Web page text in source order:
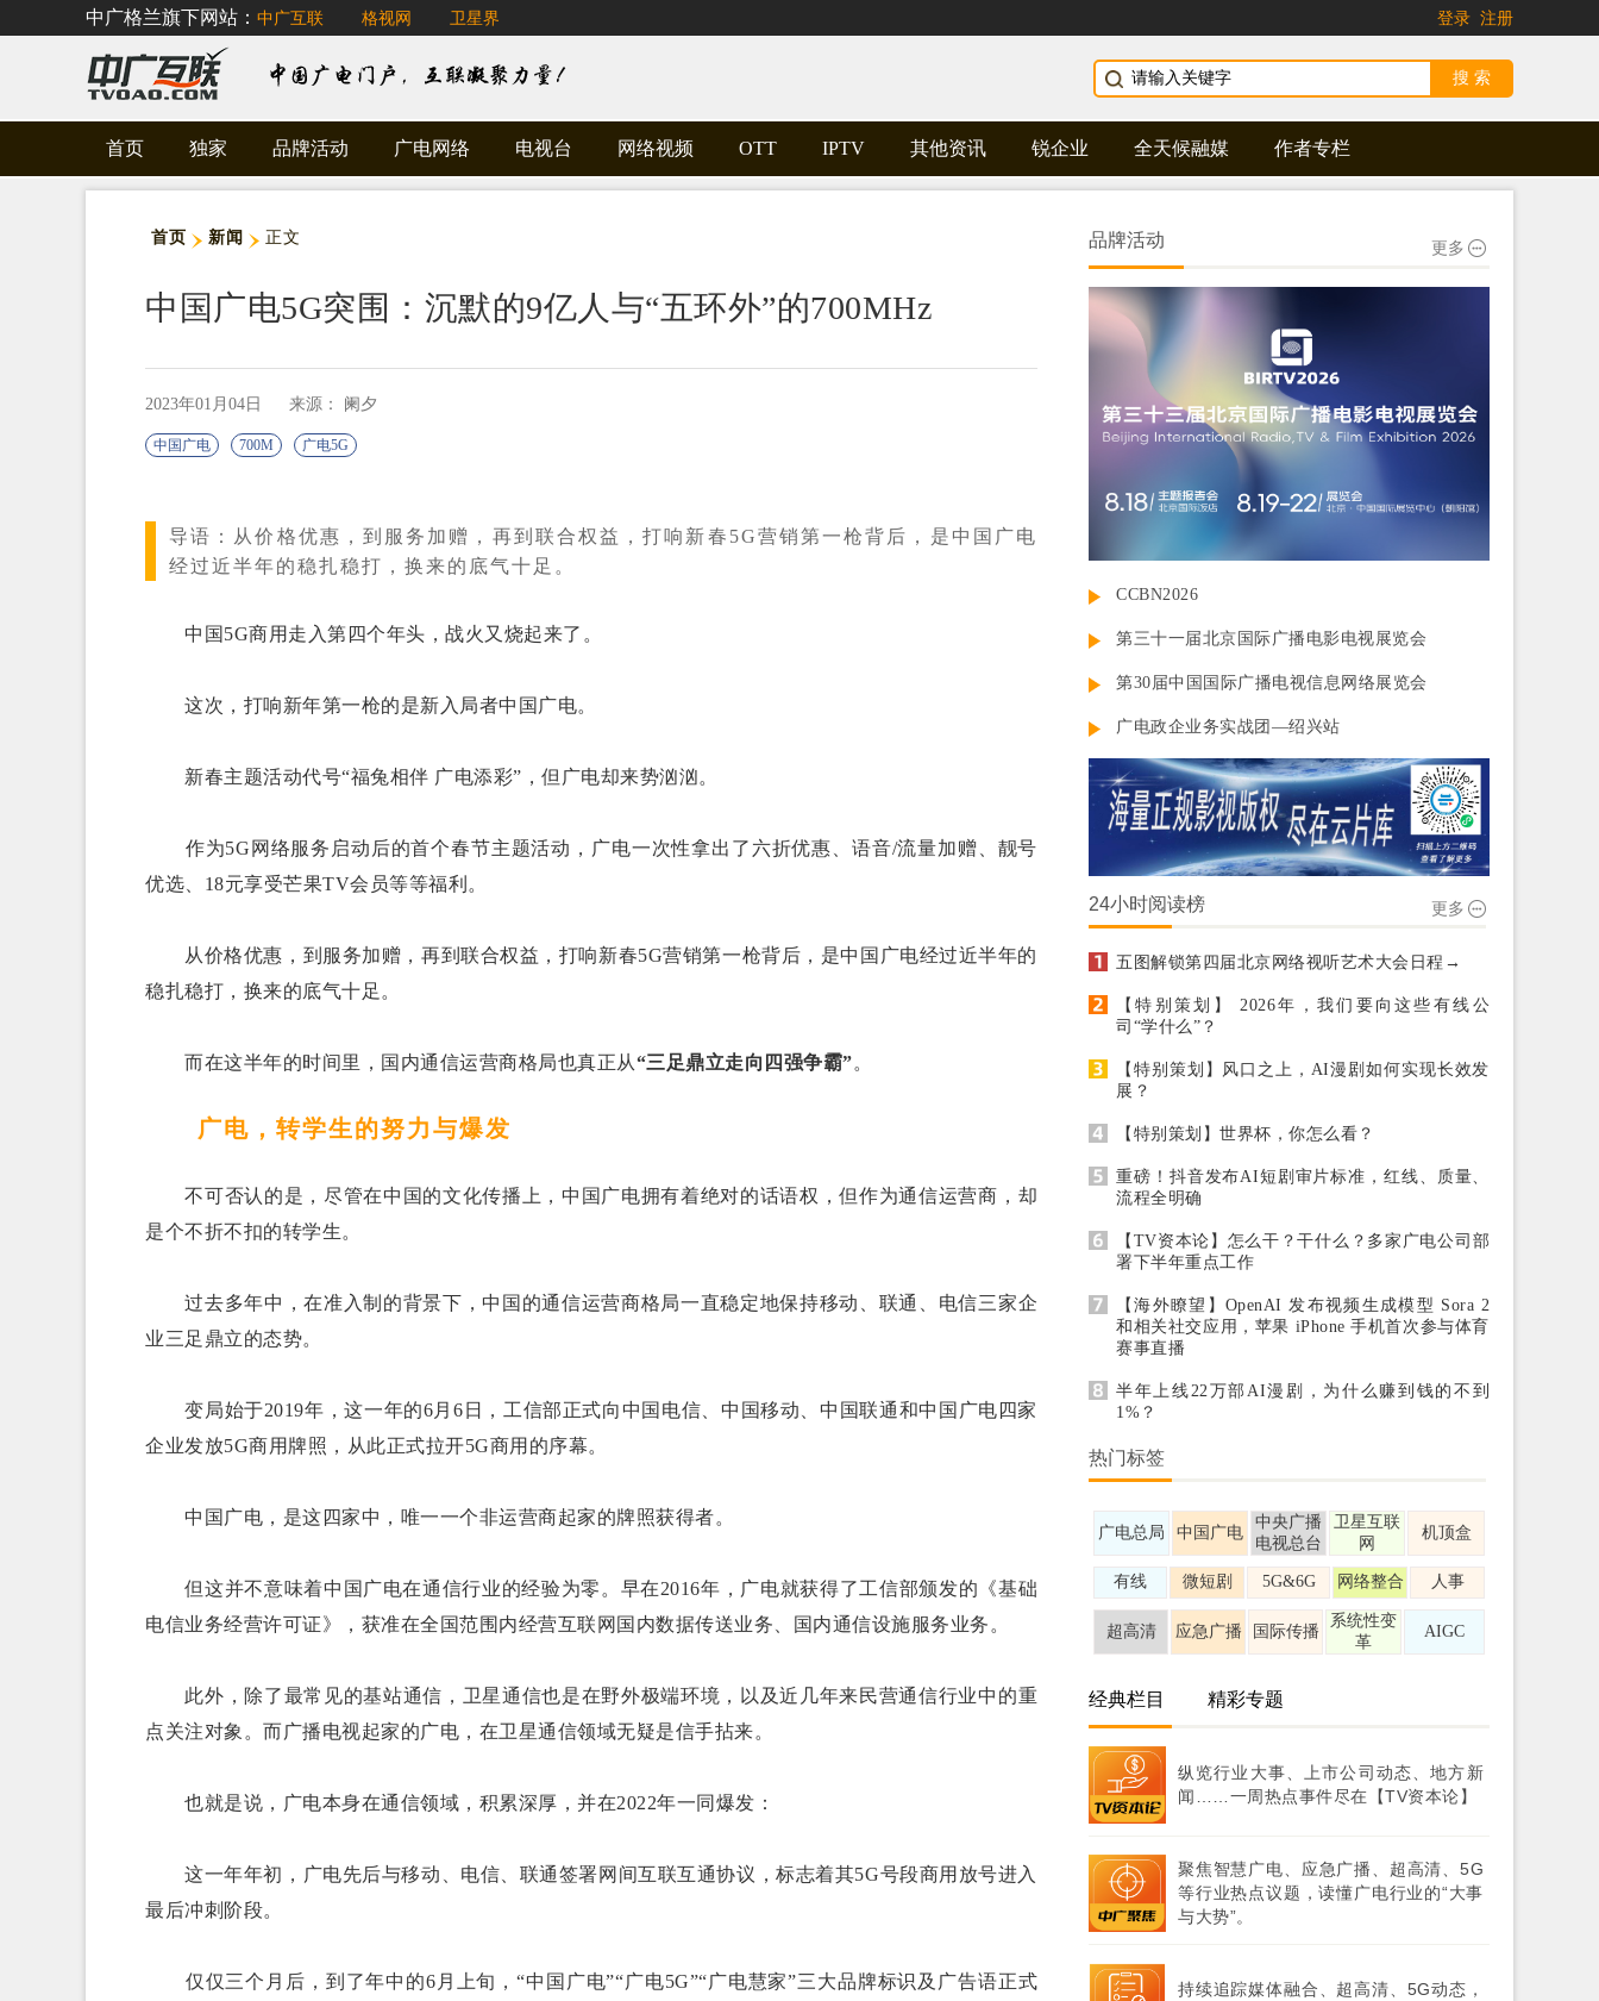
中广格兰旗下网站： 中广互联 格视网 卫星界 登录 注册
首页 独家 品牌活动 广电网络 电视台 网络视频 OTT IPTV 其他资讯 锐企业 全天候融媒 作者专栏
首页 新闻 正文
中国广电5G突围：沉默的9亿人与“五环外”的700MHz
2023年01月04日 来源： 阑夕
中国广电 700M 广电5G
导语： 从价格优惠，到服务加赠，再到联合权益，打响新春5G营销第一枪背后，是中国广电
经过近半年的稳扎稳打，换来的底气十足。
中国5G商用走入第四个年头，战火又烧起来了。
这次，打响新年第一枪的是新入局者中国广电。
新春主题活动代号“福兔相伴 广电添彩”，但广电却来势汹汹。
作为5G网络服务启动后的首个春节主题活动，广电一次性拿出了六折优惠、语音/流量加赠、靓号
优选、18元享受芒果TV会员等等福利。
从价格优惠，到服务加赠，再到联合权益，打响新春5G营销第一枪背后，是中国广电经过近半年的
稳扎稳打，换来的底气十足。
而在这半年的时间里，国内通信运营商格局也真正从“三足鼎立走向四强争霸”。
广电，转学生的努力与爆发
不可否认的是，尽管在中国的文化传播上，中国广电拥有着绝对的话语权，但作为通信运营商，却
是个不折不扣的转学生。
过去多年中，在准入制的背景下，中国的通信运营商格局一直稳定地保持移动、联通、电信三家企
业三足鼎立的态势。
变局始于2019年，这一年的6月6日，工信部正式向中国电信、中国移动、中国联通和中国广电四家
企业发放5G商用牌照，从此正式拉开5G商用的序幕。
中国广电，是这四家中，唯一一个非运营商起家的牌照获得者。
但这并不意味着中国广电在通信行业的经验为零。早在2016年，广电就获得了工信部颁发的《基础
电信业务经营许可证》，获准在全国范围内经营互联网国内数据传送业务、国内通信设施服务业务。
此外，除了最常见的基站通信，卫星通信也是在野外极端环境，以及近几年来民营通信行业中的重
点关注对象。而广播电视起家的广电，在卫星通信领域无疑是信手拈来。
也就是说，广电本身在通信领域，积累深厚，并在2022年一同爆发：
这一年年初，广电先后与移动、电信、联通签署网间互联互通协议，标志着其5G号段商用放号进入
最后冲刺阶段。
仅仅三个月后，到了年中的6月上旬，“中国广电”“广电5G”“广电慧家”三大品牌标识及广告语正式
品牌活动 更多
CCBN2026
第三十一届北京国际广播电影电视展览会
第30届中国国际广播电视信息网络展览会
广电政企业务实战团—绍兴站
24小时阅读榜 更多
五图解锁第四届北京网络视听艺术大会日程→
【特别策划】 2026年，我们要向这些有线公
司“学什么”？
【特别策划】风口之上，AI漫剧如何实现长效发
展？
【特别策划】世界杯，你怎么看？
重磅！抖音发布AI短剧审片标准，红线、质量、
流程全明确
【TV资本论】怎么干？干什么？多家广电公司部
署下半年重点工作
【海外瞭望】OpenAI 发布视频生成模型 Sora 2
和相关社交应用，苹果 iPhone 手机首次参与体育
赛事直播
半年上线22万部AI漫剧，为什么赚到钱的不到
1%？
热门标签
广电总局 中国广电
中央广播
电视总台
卫星互联
网
机顶盒
有线 微短剧 5G&6G 网络整合 人事
超高清 应急广播 国际传播
系统性变
革
AIGC
经典栏目 精彩专题
纵览行业大事、上市公司动态、地方新
闻……一周热点事件尽在【TV资本论】
聚焦智慧广电、应急广播、超高清、5G
等行业热点议题，读懂广电行业的“大事
与大势”。
持续追踪媒体融合、超高清、5G动态，